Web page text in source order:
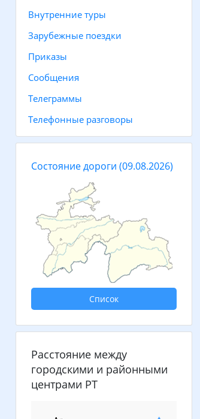
Внутренние туры
Зарубежные поездки
Приказы
Сообщения
Телеграммы
Телефонные разговоры
Состояние дороги (09.08.2026)
Список
Расстояние между
городскими и районными
центрами РТ